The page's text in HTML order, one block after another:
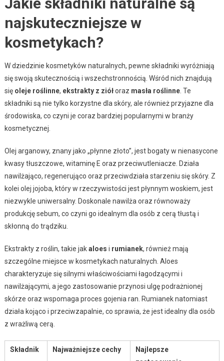
najskuteczniejsze w
kosmetykach?
W dziedzinie kosmetyków naturalnych, pewne składniki wyróżniają
się swoją skutecznością i wszechstronnością. Wśród nich znajdują
się oleje roślinne, ekstrakty z ziółoraz masła roślinne. Te
składniki są nie tylko korzystne dla skóry, ale również przyjazne dla
środowiska, co czyni je coraz bardziej popularnymi w branży
kosmetycznej.
Olej arganowy, znany jako „płynne złoto”, jest bogaty w nienasycone
kwasy tłuszczowe, witaminę E oraz przeciwutleniacze. Działa
nawilżająco, regenerująco oraz przeciwdziała starzeniu się skóry. Z
kolei olej jojoba, który w rzeczywistości jest płynnym woskiem, jest
niezwykle uniwersalny. Doskonale nawilża oraz równoważy
produkcję sebum, co czyni go idealnym dla osób z cerą tłustą i
skłonną do trądziku.
Ekstrakty z roślin, takie jakaloes i rumianek, również mają
szczególne miejsce w kosmetykach naturalnych. Aloes
charakteryzuje się silnymi właściwościami łagodzącymi i
nawilżającymi, a jego zastosowanie przynosi ulgę podrażnionej
skórze oraz wspomaga proces gojenia ran. Rumianek natomiast
działa kojąco i przeciwzapalnie, co sprawia, że jest idealny dla osób
z wrażliwą cerą.
Składnik Najważniejsze cechy
Najlepsze